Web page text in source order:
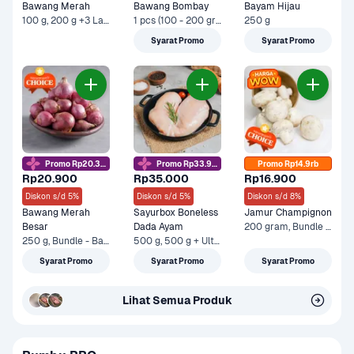
Bawang Merah
100 g, 200 g +3 Lainnya
Bawang Bombay
1 pcs (100 - 200 gram), 500 g +3 Lainnya
Syarat Promo
Bayam Hijau
250 g
Syarat Promo
Promo Rp20.3rb
Rp20.900
Diskon s/d 5%
Bawang Merah
Besar
250 g, Bundle - Bawang Merah 250 gram & Sayurbox Telur Ayam Negeri 10 pcs +1 Lainnya
Syarat Promo
Promo Rp33.9rb
Rp35.000
Diskon s/d 5%
Sayurbox Boneless
Dada Ayam
500 g, 500 g + Ultra Milk UHT Full Cream 750 ml +1 Lainnya
Syarat Promo
Promo Rp14.9rb
Rp16.900
Diskon s/d 8%
Jamur Champignon
200 gram, Bundle - Jamur 200 gr & Boneless Dada Ayam 500 gr
Syarat Promo
Lihat Semua Produk